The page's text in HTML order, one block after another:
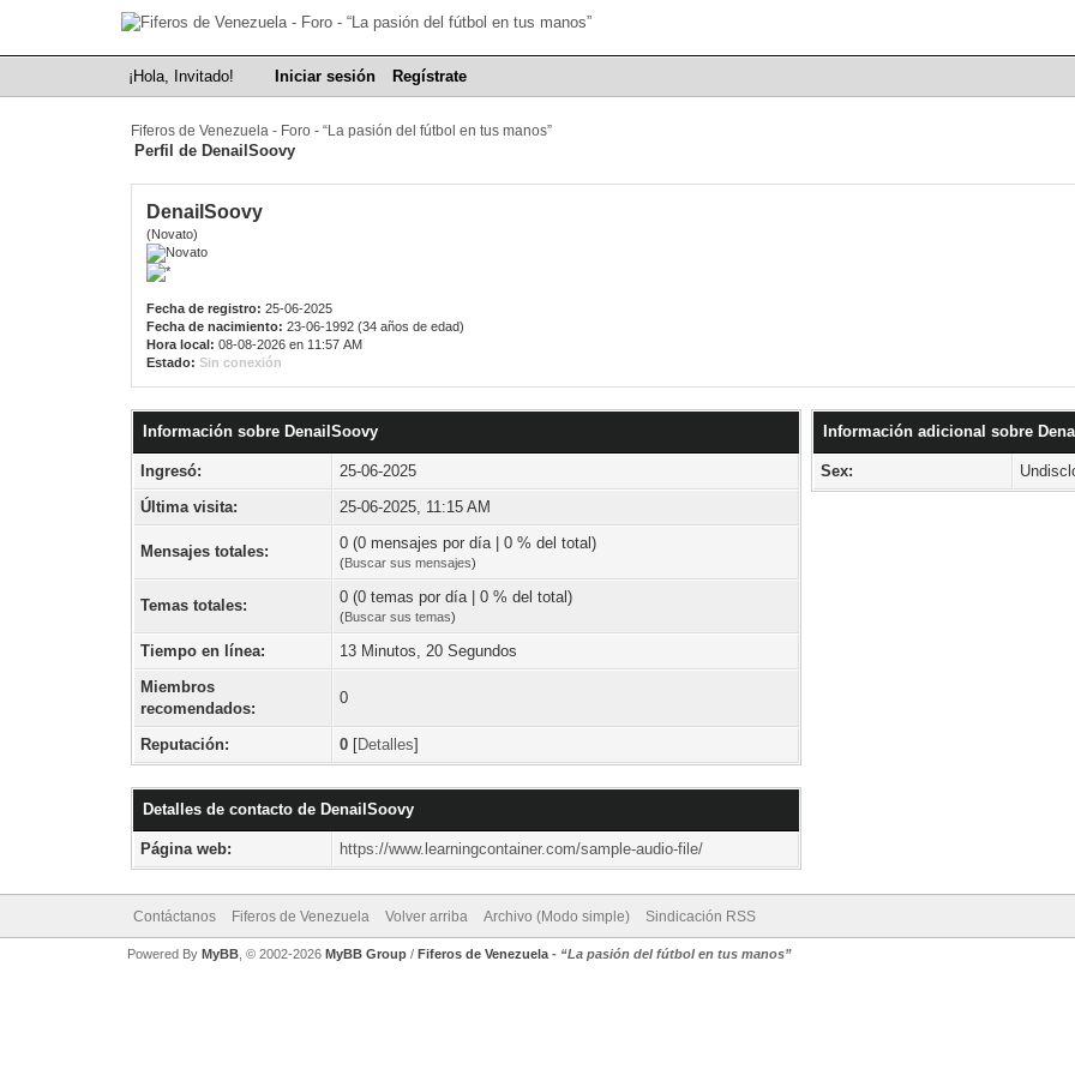
¡Hola, Invitado! Iniciar sesión Regístrate
Fiferos de Venezuela - Foro - “La pasión del fútbol en tus manos”
Perfil de DenailSoovy
DenailSoovy
(Novato)
Fecha de registro: 25-06-2025
Fecha de nacimiento: 23-06-1992 (34 años de edad)
Hora local: 08-08-2026 en 11:57 AM
Estado: Sin conexión
Información sobre DenailSoovy
Ingresó:
25-06-2025
Última visita:
25-06-2025, 11:15 AM
Mensajes totales: 0 (0 mensajes por día | 0 % del total)
(Buscar sus mensajes)
Temas totales: 0 (0 temas por día | 0 % del total)
(Buscar sus temas)
Tiempo en línea:
13 Minutos, 20 Segundos
Miembros
recomendados:
0
Reputación: 0 [Detalles]
Detalles de contacto de DenailSoovy
Página web: https://www.learningcontainer.com/sample-audio-file/
Información adicional sobre
Sex:
Contáctanos Fiferos de Venezuela Volver arriba Archivo (Modo simple) Sindicación RSS
Powered By MyBB, © 2002-2026 MyBB Group/ Fiferos de Venezuela- “La pasión del fútbol en tus manos”